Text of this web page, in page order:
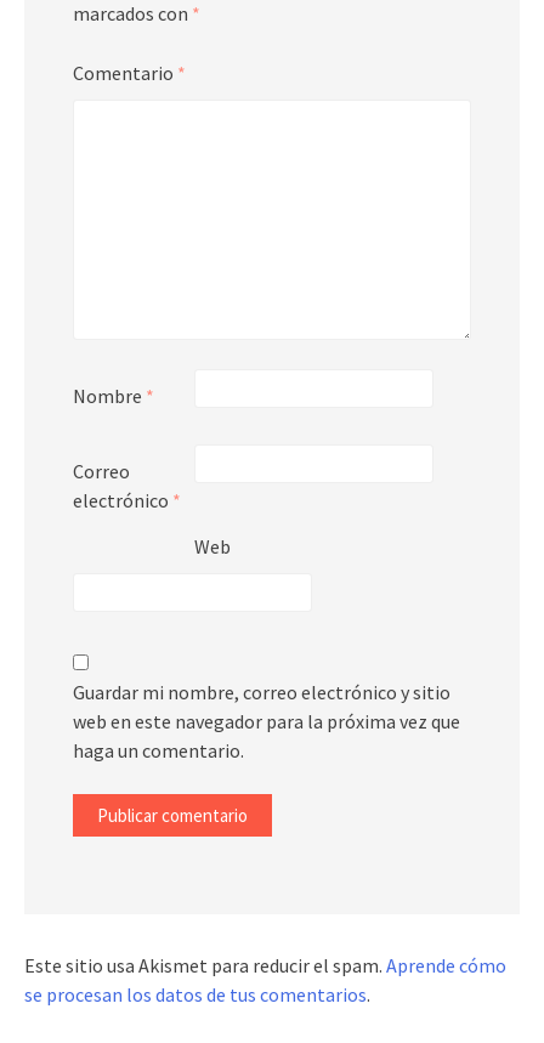
marcados con *
Comentario *
Nombre *
Correo
electrónico *
Web
Guardar mi nombre, correo electrónico y sitio
web en este navegador para la próxima vez que
haga un comentario.
Este sitio usa Akismet para reducir el spam. Aprende cómo
se procesan los datos de tus comentarios.